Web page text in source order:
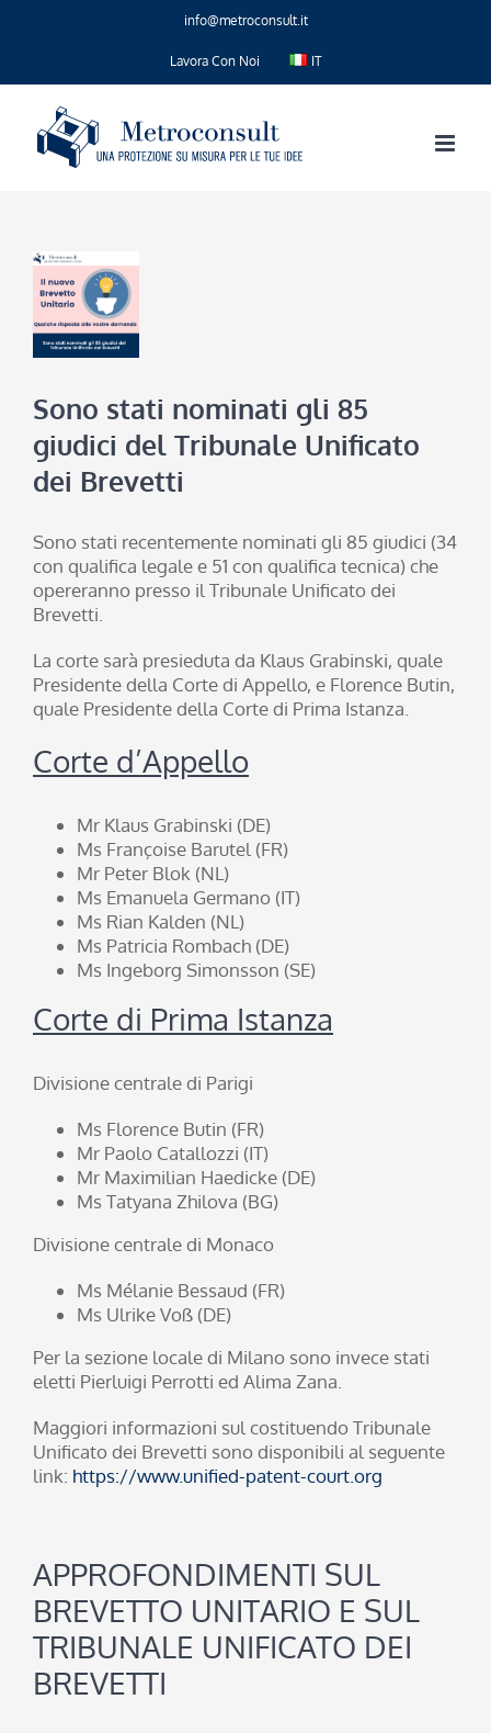
info@metroconsult.it
Lavora Con Noi IT
Sono stati nominati gli 85
giudici del Tribunale Unificato
dei Brevetti
Sono stati recentemente nominati gli 85 giudici (34
con qualifica legale e 51 con qualifica tecnica) che
opereranno presso il Tribunale Unificato dei
Brevetti.
La corte sarà presieduta da Klaus Grabinski, quale
Presidente della Corte di Appello, e Florence Butin,
quale Presidente della Corte di Prima Istanza.
Corte d’Appello
Mr Klaus Grabinski (DE)
Ms Françoise Barutel (FR)
Mr Peter Blok (NL)
Ms Emanuela Germano (IT)
Ms Rian Kalden (NL)
Ms Patricia Rombach (DE)
Ms Ingeborg Simonsson (SE)
Corte di Prima Istanza
Divisione centrale di Parigi
Ms Florence Butin (FR)
Mr Paolo Catallozzi (IT)
Mr Maximilian Haedicke (DE)
Ms Tatyana Zhilova (BG)
Divisione centrale di Monaco
Ms Mélanie Bessaud (FR)
Ms Ulrike Voß (DE)
Per la sezione locale di Milano sono invece stati
eletti Pierluigi Perrotti ed Alima Zana.
Maggiori informazioni sul costituendo Tribunale
Unificato dei Brevetti sono disponibili al seguente
link: https://www.unified-patent-court.org
APPROFONDIMENTI SUL
BREVETTO UNITARIO E SUL
TRIBUNALE UNIFICATO DEI
BREVETTI